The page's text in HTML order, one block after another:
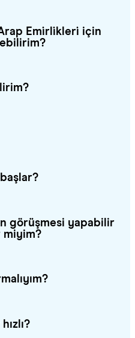
Emi̇rli̇kleri̇ için
görüşmesi yapabilir
miyim?